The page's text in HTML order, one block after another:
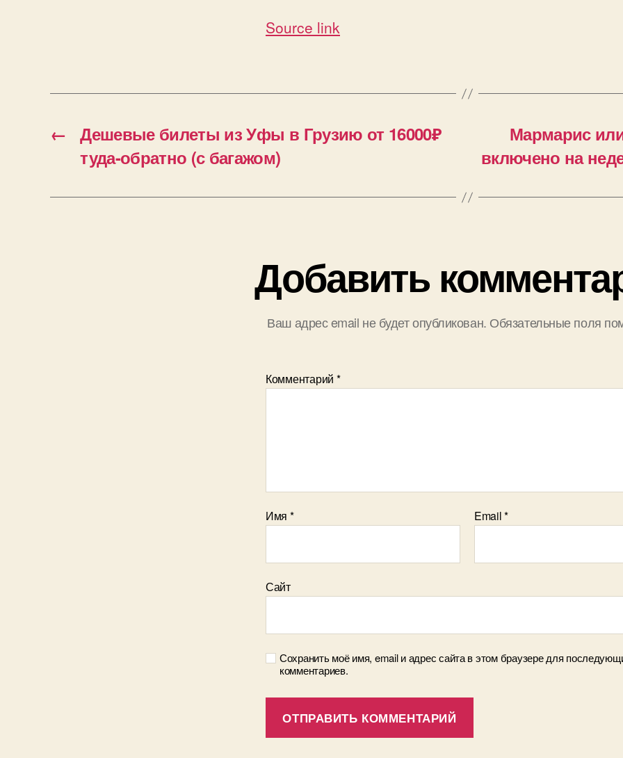
Source link
←
Дешевые билеты из Уфы в Грузию от 16000₽
туда-обратно (с багажом)
Мармарис
включено на
Добавить
Ваш адрес email не будет опубликован. Обязательные поля
Комментарий *
Имя * Email*
Сайт
Сохранить моё имя, email и адрес сайта в этом браузере для
комментариев.